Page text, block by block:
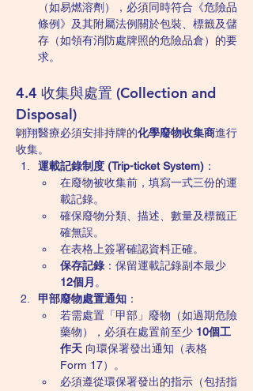
（如易燃溶劑），必須同時符合《危險品
條例》及其附屬法例關於包裝、標籤及儲
存（如領有消防處牌照的危險品倉）的要
求。
4.4 收集與處置 (Collection and
Disposal)
翺翔醫療必須安排持牌的化學廢物收集商進行
收集。
運載記錄制度 (Trip-ticket System) ：
在廢物被收集前，填寫一式三份的運
載記錄。
確保廢物分類、描述、數量及標籤正
確無誤。
在表格上簽署確認資料正確。
保存記錄 ：保留運載記錄副本最少
12個月 。
甲部廢物處置通知 ：
若需處置「甲部」廢物（如過期危險
藥物），必須在處置前至少 10個工
作天 向環保署發出通知（表格
Form 17）。
必須遵從環保署發出的指示（包括指